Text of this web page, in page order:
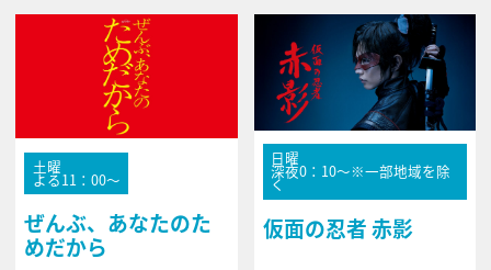
土曜
よる11：00～
ぜんぶ、あなたのた
めだから
日曜
深夜0：10～※一部地域を除
く
仮面の忍者 赤影